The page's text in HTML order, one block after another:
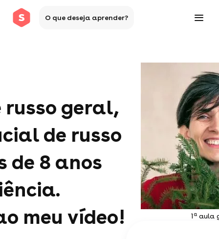
O que deseja aprender?
1a aula
geral,
de russo
de 8 anos
meu vídeo!